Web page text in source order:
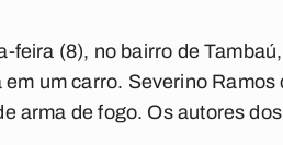
feira (8), no bairro de
em um carro. Severino
arma de fogo. Os autores